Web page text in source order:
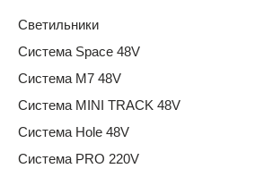
Светильники
Система Space 48V
Система M7 48V
Система MINI TRACK 48V
Система Hole 48V
Система PRO 220V